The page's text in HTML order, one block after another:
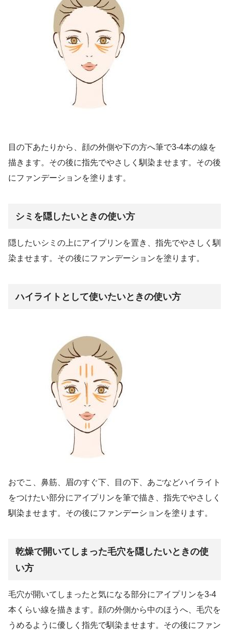
目の下あたりから、顔の外側や下の方へ筆で3-4本の線を
描きます。その後に指先でやさしく馴染ませます。その後
にファンデーションを塗ります。
シミを隠したいときの使い方
隠したいシミの上にアイプリンを置き、指先でやさしく馴
染ませます。その後にファンデーションを塗ります。
ハイライトとして使いたいときの使い方
おでこ、鼻筋、眉のすぐ下、目の下、あごなどハイライト
をつけたい部分にアイプリンを筆で描き、指先でやさしく
馴染ませます。その後にファンデーションを塗ります。
乾燥で開いてしまった毛穴を隠したいときの使
い方
毛穴が開いてしまったと気になる部分にアイプリンを3-4
本くらい線を描きます。顔の外側から中のほうへ、毛穴を
うめるように優しく指先で馴染ませます。その後にファン